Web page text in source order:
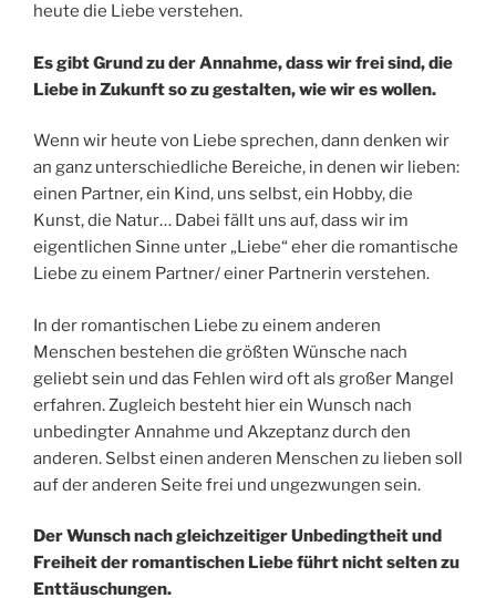
heute die Liebe verstehen.
Es gibt Grund zu der Annahme, dass wir frei sind, die
Liebe in Zukunft so zu gestalten, wie wir es wollen.
Wenn wir heute von Liebe sprechen, dann denken wir
an ganz unterschiedliche Bereiche, in denen wir lieben:
einen Partner, ein Kind, uns selbst, ein Hobby, die
Kunst, die Natur… Dabei fällt uns auf, dass wir im
eigentlichen Sinne unter „Liebe“ eher die romantische
Liebe zu einem Partner/ einer Partnerin verstehen.
In der romantischen Liebe zu einem anderen
Menschen bestehen die größten Wünsche nach
geliebt sein und das Fehlen wird oft als großer Mangel
erfahren. Zugleich besteht hier ein Wunsch nach
unbedingter Annahme und Akzeptanz durch den
anderen. Selbst einen anderen Menschen zu lieben soll
auf der anderen Seite frei und ungezwungen sein.
Der Wunsch nach gleichzeitiger Unbedingtheit und
Freiheit der romantischen Liebe führt nicht selten zu
Enttäuschungen.